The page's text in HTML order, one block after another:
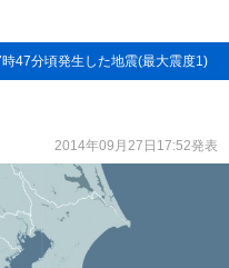
時47分頃発生した地震(最大震度1)
2014年09月27日17:52発表